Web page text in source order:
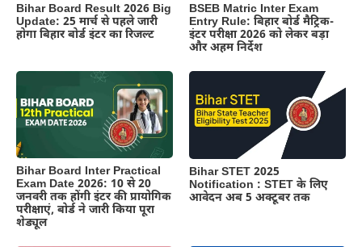
Bihar Board Result 2026 Big
Update: 25 मार्च से पहले जारी
होगा बिहार बोर्ड इंटर का रिजल्ट
BSEB Matric Inter Exam
Entry Rule: बिहार बोर्ड मैट्रिक-
इंटर परीक्षा 2026 को लेकर बड़ा
और अहम निर्देश
Bihar Board Inter Practical
Exam Date 2026: 10 से 20
जनवरी तक होंगी इंटर की प्रायोगिक
परीक्षाएं, बोर्ड ने जारी किया पूरा
शेड्यूल
Bihar STET 2025
Notification : STET के लिए
आवेदन अब 5 अक्टूबर तक